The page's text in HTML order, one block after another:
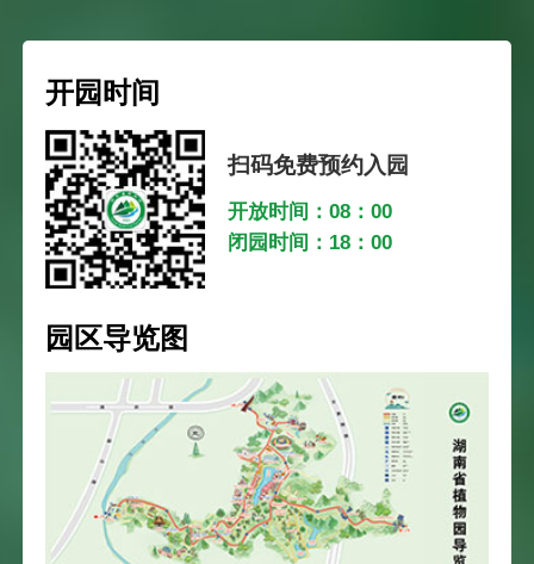
开园时间
扫码免费预约入园
开放时间：08：00
闭园时间：18：00
园区导览图